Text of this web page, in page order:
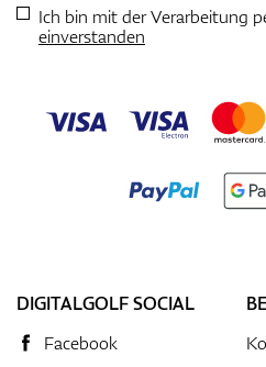
Ich bin mit der Verarbeitung
einverstanden
DIGITALGOLF SOCIAL
Facebook